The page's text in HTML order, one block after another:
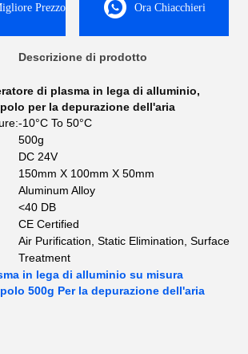
Prezzo Ora Chiacchieri
Descrizione di prodotto
di plasma in lega di alluminio,
per la depurazione dell'aria
-10°C To 50°C
500g
DC 24V
150mm X 100mm X 50mm
Aluminum Alloy
<40 DB
CE Certified
Air Purification, Static Elimination, Surface
Treatment
in lega di alluminio su misura
500g Per la depurazione dell'aria